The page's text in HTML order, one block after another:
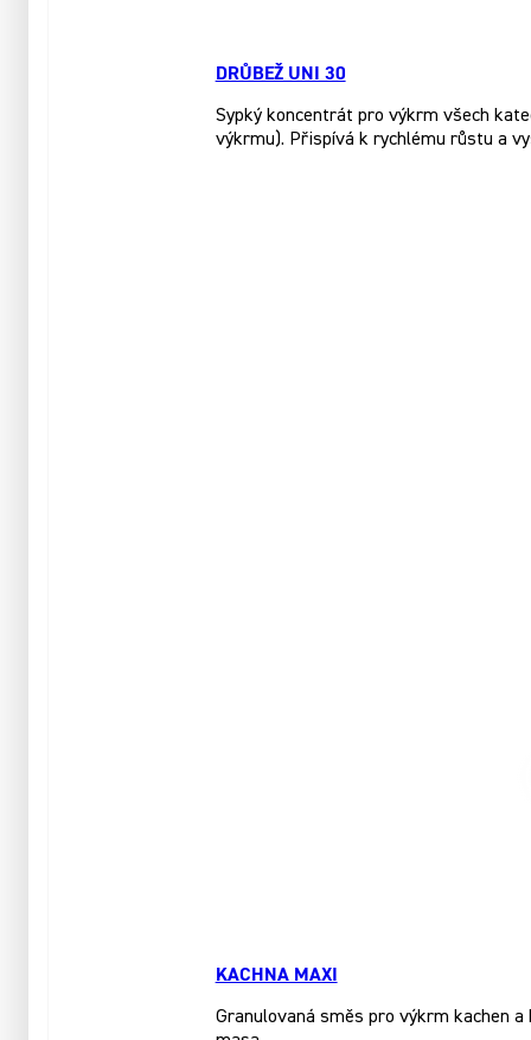
DRŮBEŽ UNI 30
Sypký koncentrát pro výkrm všech
výkrmu). Přispívá k rychlému růstu a
KACHNA MAXI
Granulovaná směs pro výkrm kachen